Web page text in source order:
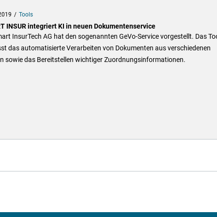
Tools
INSUR integriert KI in neuen Dokumentenservice
InsurTech AG hat den sogenannten GeVo-Service vorgestellt. Das
das automatisierte Verarbeiten von Dokumenten aus verschiedenen
sowie das Bereitstellen wichtiger Zuordnungsinformationen.